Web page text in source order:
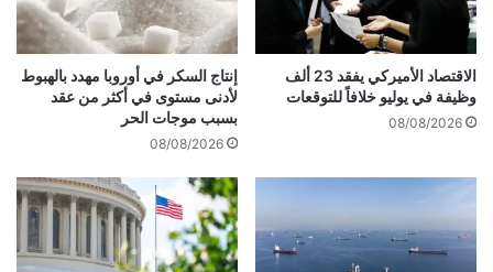
ا
ل
ج
ا
س
ت
ح
ذ
ى
1
%
الاقتصاد الأميركي يفقد 23 ألف
وظيفة في يوليو خلافاً للتوقعات
08/08/2026
إنتاج السكر في أوروبا مهدد بالهبوط
لأدنى مستوى في أكثر من عقد
بسبب موجات الحر
08/08/2026